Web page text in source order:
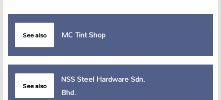
See also MC Tint Shop
See also
NSS Steel Hardware Sdn.
Bhd.